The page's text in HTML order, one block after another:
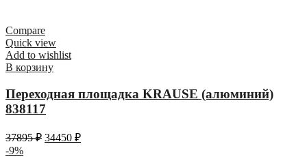
Compare
Quick view
Add to wishlist
В корзину
Переходная площадка KRAUSE (алюминий)
838117
37895₽ 34450 ₽
-9%